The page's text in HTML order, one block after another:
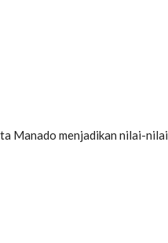
Manado menjadikan nilai-nilai